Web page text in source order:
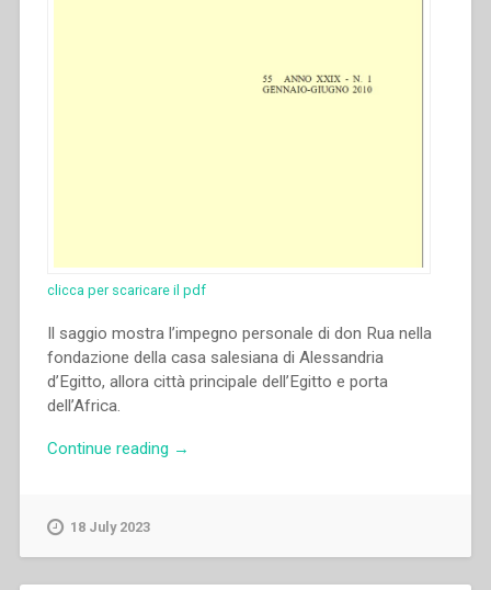
clicca per scaricare il pdf
Il saggio mostra l’impegno personale di don Rua nella
fondazione della casa salesiana di Alessandria
d’Egitto, allora città principale dell’Egitto e porta
dell’Africa.
Continue reading “Pier
→
18 July 2023